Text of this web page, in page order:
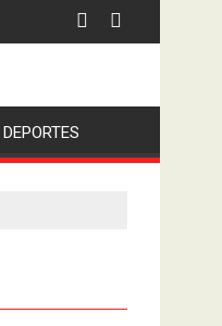
DEPORTES